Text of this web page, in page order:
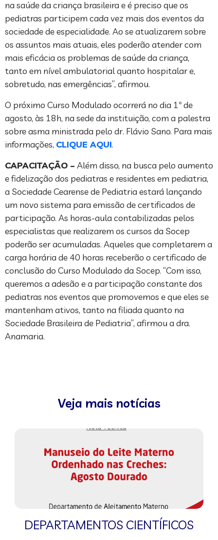
na saúde da criança brasileira e é preciso que os
pediatras participem cada vez mais dos eventos da
sociedade de especialidade. Ao se atualizarem sobre
os assuntos mais atuais, eles poderão atender com
mais eficácia os problemas de saúde da criança,
tanto em nível ambulatorial quanto hospitalar e,
sobretudo, nas emergências”, afirmou.
O próximo Curso Modulado ocorrerá no dia 1º de
agosto, às 18h, na sede da instituição, com a palestra
sobre asma ministrada pelo dr. Flávio Sano. Para mais
informações, CLIQUE AQUI.
CAPACITAÇÃO – Além disso, na busca pelo aumento
e fidelização dos pediatras e residentes em pediatria,
a Sociedade Cearense de Pediatria estará lançando
um novo sistema para emissão de certificados de
participação. As horas-aula contabilizadas pelos
especialistas que realizarem os cursos da Socep
poderão ser acumuladas. Aqueles que completarem a
carga horária de 40 horas receberão o certificado de
conclusão do Curso Modulado da Socep. “Com isso,
queremos a adesão e a participação constante dos
pediatras nos eventos que promovemos e que eles se
mantenham ativos, tanto na filiada quanto na
Sociedade Brasileira de Pediatria”, afirmou a dra.
Anamaria.
Veja mais notícias
DEPARTAMENTOS CIENTÍFICOS